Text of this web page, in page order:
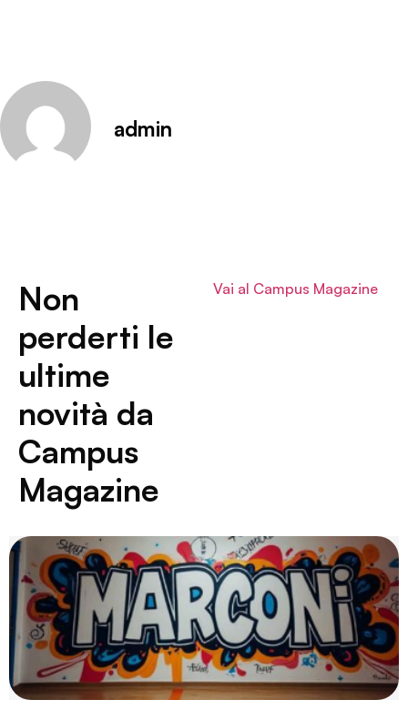
admin
Non
perderti le
ultime
novità da
Campus
Magazine
Vai al Campus Magazine